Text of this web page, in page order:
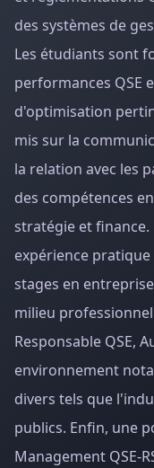
des systèmes de
Les étudiants sont
performances QSE
d'optimisation
mis sur la
la relation avec les
des compétences
stratégie et
expérience
stages en
milieu
Responsable QSE,
environnement
divers tels que
publics. Enfin, une
Management QSE-